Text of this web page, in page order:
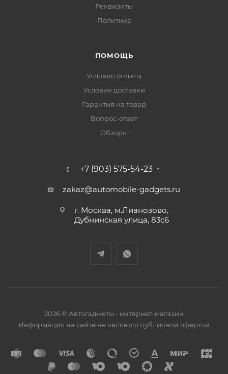
Реквизиты
Политика
ПОМОЩЬ
Условия оплаты
Условия доставки
Гарантия на товар
Вопрос-ответ
Обзоры
+7 (903) 575-54-23
zakaz@automobile-gadgets.ru
г. Москва, м.Лианозово,
Дубнинская улица, 83с6
2026 © Автогаджеты - интернет-магазин
Информация на сайте не является публичной офертой